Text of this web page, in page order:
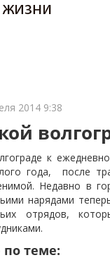
2014 9:38
к
года,
после
Недавно в
нарядами
отрядов,
теме: